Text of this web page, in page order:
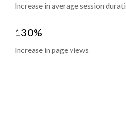
Increase in average session
130%
Increase in page views